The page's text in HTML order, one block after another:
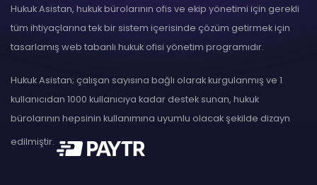
Hukuk Asistan, hukuk bürolarının ofis ve ekip yönetimi için gerekli
tüm ihtiyaçlarına tek bir sistem içerisinde çözüm getirmek için
tasarlamış web tabanlı hukuk ofisi yönetim programıdır.
Hukuk Asistan; çalışan sayısına bağlı olarak kurgulanmış ve 1
kullanıcıdan 1000 kullanıcıya kadar destek sunan, hukuk
bürolarının hepsinin kullanımına uyumlu olacak şekilde dizayn
edilmiştir.